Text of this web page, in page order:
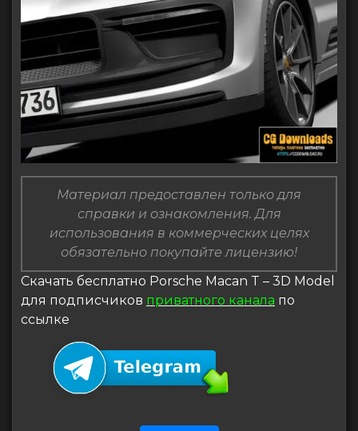
Материал предоставлен только для
справки и ознакомления. Для
использования в коммерческих целях
обязательно покупайте лицензию!
Скачать бесплатно Porsche Macan T – 3D Model
для подписчиков приватного канала по
ссылке